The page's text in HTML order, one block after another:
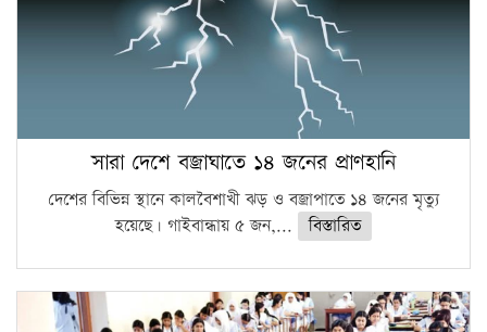
সারা দেশে বজ্রাঘাতে ১৪ জনের প্রাণহানি
দেশের বিভিন্ন স্থানে কালবৈশাখী ঝড় ও বজ্রাপাতে ১৪ জনের মৃত্যু
হয়েছে। গাইবান্ধায় ৫ জন,...
বিস্তারিত